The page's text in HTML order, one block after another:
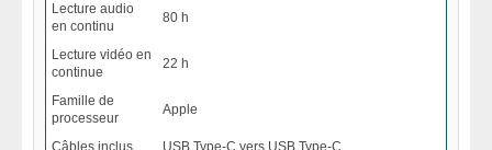
Lecture audio
en continu
80 h
Lecture vidéo en
continue
22 h
Famille de
processeur
Apple
Câbles inclus
USB Type-C vers USB Type-C